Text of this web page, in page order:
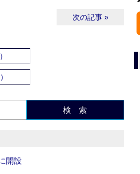
次の記事 »
検 索
開設